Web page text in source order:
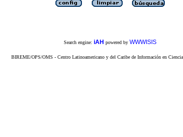
Search engine: iAH powered by WWWISIS
BIREME/OPS/OMS - Centro Latinoamericano y del Caribe de Información en